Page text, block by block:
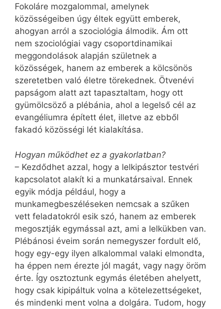
Fokoláre mozgalommal, amelynek
közösségeiben úgy éltek együtt emberek,
ahogyan arról a szociológia álmodik. Ám ott
nem szociológiai vagy csoportdinamikai
meggondolások alapján születnek a
közösségek, hanem az emberek a kölcsönös
szeretetben való életre törekednek. Ötvenévi
papságom alatt azt tapasztaltam, hogy ott
gyümölcsöző a plébánia, ahol a legelső cél az
evangéliumra épített élet, illetve az ebből
fakadó közösségi lét kialakítása.
Hogyan működhet ez a gyakorlatban?
– Kezdődhet azzal, hogy a lelkipásztor testvéri
kapcsolatot alakít ki a munkatársaival. Ennek
egyik módja például, hogy a
munkamegbeszéléseken nemcsak a szűken
vett fel­adatokról esik szó, hanem az emberek
megosztják egymással azt, ami a lelkükben van.
Plébánosi éveim során nemegyszer fordult elő,
hogy egy-egy ilyen alkalommal valaki elmondta,
ha éppen nem érezte jól magát, vagy nagy öröm
érte. Így osztoztunk egymás életében ahelyett,
hogy csak kipipáltuk volna a kötelezettségeket,
és mindenki ment volna a dolgára. Tudom, hogy